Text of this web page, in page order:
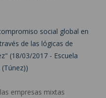
social global en
de las lógicas de
(18/03/2017 - Escuela
empresas mixtas